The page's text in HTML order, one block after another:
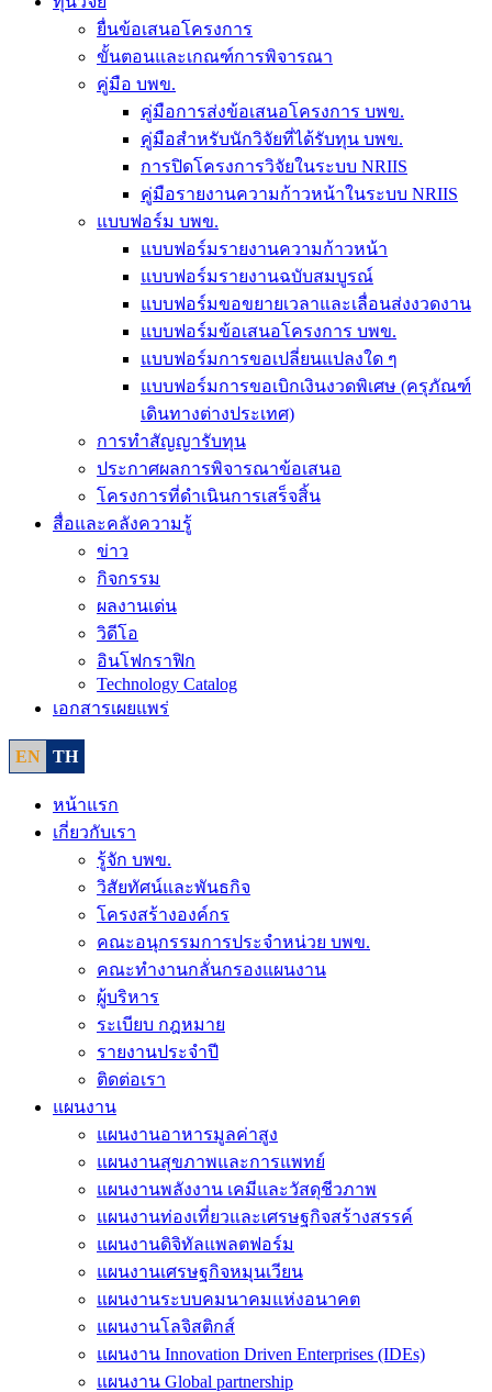
ยื่นข้อเสนอโครงการ
ขั้นตอนและเกณฑ์การพิจารณา
คู่มือ บพข.
คู่มือการส่งข้อเสนอโครงการ บพข.
คู่มือสำหรับนักวิจัยที่ได้รับทุน บพข.
การปิดโครงการวิจัยในระบบ NRIIS
คู่มือรายงานความก้าวหน้าในระบบ NRIIS
แบบฟอร์ม บพข.
แบบฟอร์มรายงานความก้าวหน้า
แบบฟอร์มรายงานฉบับสมบูรณ์
แบบฟอร์มขอขยายเวลาและเลื่อนส่งงวดงาน
แบบฟอร์มข้อเสนอโครงการ บพข.
แบบฟอร์มการขอเปลี่ยนแปลงใด ๆ
แบบฟอร์มการขอเบิกเงินงวดพิเศษ (ครุภัณฑ์
เดินทางต่างประเทศ)
การทำสัญญารับทุน
ประกาศผลการพิจารณาข้อเสนอ
โครงการที่ดำเนินการเสร็จสิ้น
สื่อและคลังความรู้
ข่าว
กิจกรรม
ผลงานเด่น
วิดีโอ
อินโฟกราฟิก
Technology Catalog
เอกสารเผยแพร่
EN TH
หน้าแรก
เกี่ยวกับเรา
รู้จัก บพข.
วิสัยทัศน์และพันธกิจ
โครงสร้างองค์กร
คณะอนุกรรมการประจำหน่วย บพข.
คณะทำงานกลั่นกรองแผนงาน
ผู้บริหาร
ระเบียบ กฎหมาย
รายงานประจำปี
ติดต่อเรา
แผนงาน
แผนงานอาหารมูลค่าสูง
แผนงานสุขภาพและการแพทย์
แผนงานพลังงาน เคมีและวัสดุชีวภาพ
แผนงานท่องเที่ยวและเศรษฐกิจสร้างสรรค์
แผนงานดิจิทัลแพลตฟอร์ม
แผนงานเศรษฐกิจหมุนเวียน
แผนงานระบบคมนาคมแห่งอนาคต
แผนงานโลจิสติกส์
แผนงาน Innovation Driven Enterprises (IDEs)
แผนงาน Global partnership